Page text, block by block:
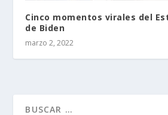
Cinco momentos virales del
de Biden
marzo 2, 2022